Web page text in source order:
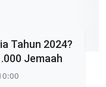
Tahun 2024?
Jemaah